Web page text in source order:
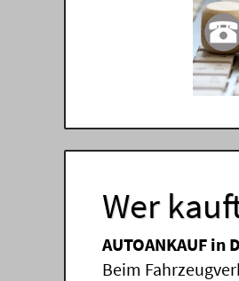
Wer
AUTOANKAUF in
Beim